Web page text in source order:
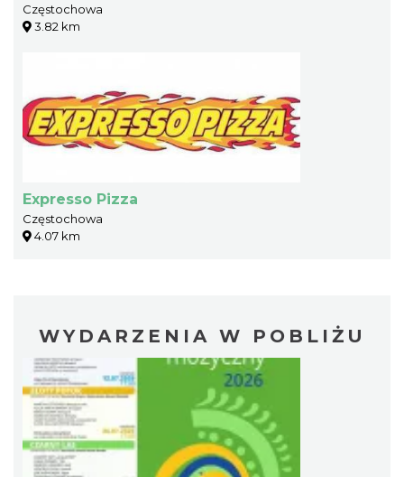
Częstochowa
3.82 km
Expresso Pizza
Częstochowa
4.07 km
WYDARZENIA W POBLIŻU